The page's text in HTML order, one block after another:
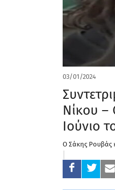
03/01/2024
Νίκου –
Ιούνιο
Ο Σάκης Ρουβάς